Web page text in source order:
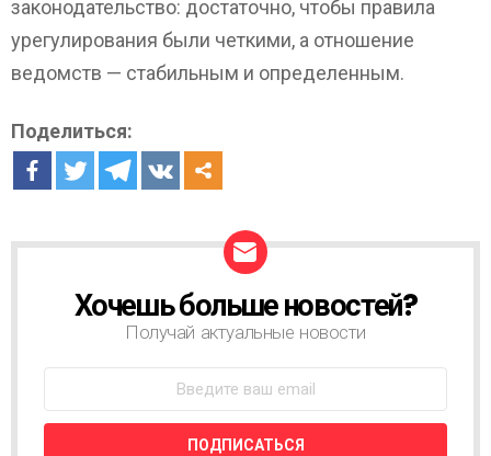
законодательство: достаточно, чтобы правила
урегулирования были четкими, а отношение
ведомств — стабильным и определенным.
Поделиться:
О
Т
Н
Хочешь больше новостей?
Получай актуальные новости